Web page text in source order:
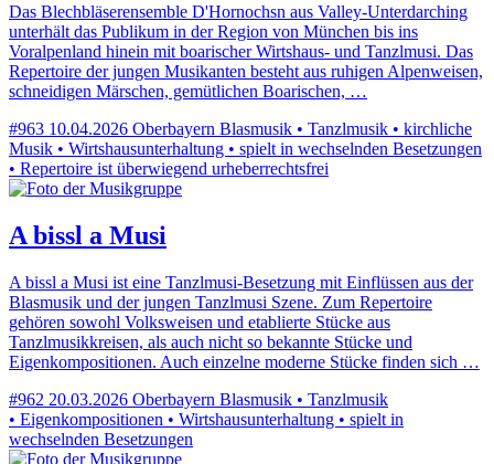
Das Blechbläserensemble D'Hornochsn aus Valley-Unterdarching
unterhält das Publikum in der Region von München bis ins
Voralpenland hinein mit boarischer Wirtshaus- und Tanzlmusi. Das
Repertoire der jungen Musikanten besteht aus ruhigen Alpenweisen,
schneidigen Märschen, gemütlichen Boarischen, …
#963 10.04.2026 Oberbayern Blasmusik • Tanzlmusik • kirchliche
Musik • Wirtshausunterhaltung • spielt in wechselnden Besetzungen
• Repertoire ist überwiegend urheberrechtsfrei
A bissl a Musi
A bissl a Musi ist eine Tanzlmusi-Besetzung mit Einflüssen aus der
Blasmusik und der jungen Tanzlmusi Szene. Zum Repertoire
gehören sowohl Volksweisen und etablierte Stücke aus
Tanzlmusikkreisen, als auch nicht so bekannte Stücke und
Eigenkompositionen. Auch einzelne moderne Stücke finden sich …
#962 20.03.2026 Oberbayern Blasmusik • Tanzlmusik
• Eigenkompositionen • Wirtshausunterhaltung • spielt in
wechselnden Besetzungen